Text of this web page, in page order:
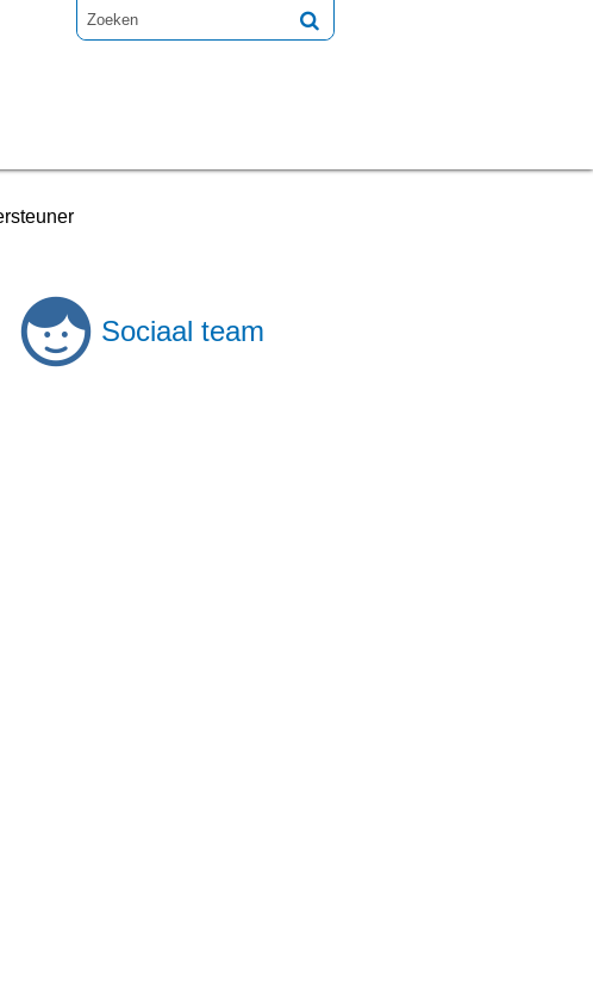
Sociaal team